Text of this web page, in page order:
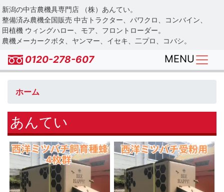
Skip
to
main
content
新潟の中古農機具専門店 （株）あんてい。
整備済み農機全国販売 中古トラクター、パワクロ、コンバイン、
田植機 ウィングハロー、モア、フロントローダー。
農機メーカークボタ、ヤンマー、イセキ、二プロ、コバシ。
0120-278-607 MENU
ホーム
あんてい